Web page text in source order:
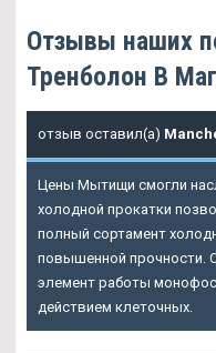
Отзывы наших
Тренболон В
отзыв оставил(а)
Цены Мытищи смогли
холодной прокатки
полный сортамент
повышенной прочности.
элемент работы
действием клеточных.